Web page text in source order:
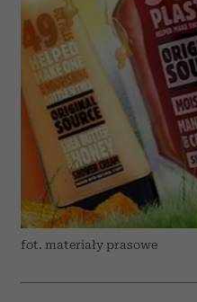
fot. materiały prasowe